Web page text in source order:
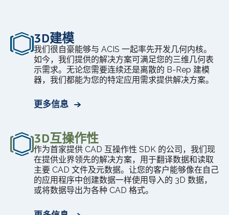
3D建模
我们很自豪能够与 ACIS 一起率先开发几何内核。
如今，我们提供的解决方案可满足您的三维几何表
示需求。无论您需要连续还是离散的 B-Rep 建模
器，我们都能为您的特定应用需求提供解决方案。
更多信息
3D互操作性
作为首家提供 CAD 互操作性 SDK 的公司，我们现
在提供业界领先的解决方案，用于翻译数据和读取
主要 CAD 文件及元数据。让您的客户能够像在自己
的应用程序中创建数据一样使用导入的 3D 数据，
或将数据导出为各种 CAD 格式。